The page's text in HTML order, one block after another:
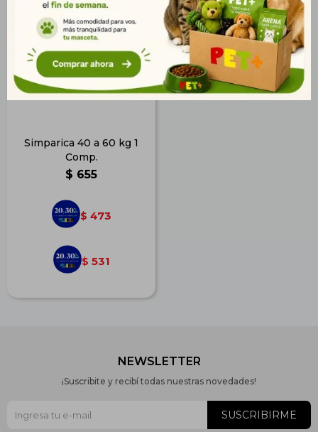
Simparica 40 a 60 kg 1
Comp.
$ 655
$ 473
$ 531
NEWSLETTER
¡Suscribite y recibí todas nuestras novedades!
SUSCRIBIRME